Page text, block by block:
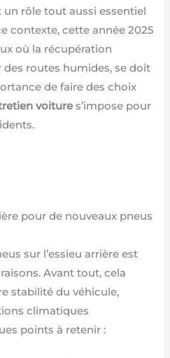
rôle tout aussi essentiel
contexte, cette année 2025
où la récupération
des routes humides, se doit
de faire des choix
voiture s’impose pour
pour de nouveaux pneus
sur l’essieu arrière est
Avant tout, cela
stabilité du véhicule,
climatiques
points à retenir :